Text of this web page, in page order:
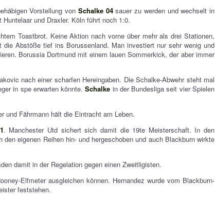
Vorstellung von Schalke 04sauer zu werden und wechselt in
und Draxler. Köln führt noch 1:0.
Toastbrot. Keine Aktion nach vorne über mehr als drei Stationen,
Abstöße tief ins Borussenland. Man investiert nur sehr wenig und
Borussia Dortmund mit einem lauen Sommerkick, der aber immer
nach einer scharfen Hereingaben. Die Schalke-Abwehr steht mal
in spe erwarten könnte.Schalke in der Bundesliga seit vier Spielen
und Fährmann hält die Eintracht am Leben.
. Manchester Utd sichert sich damit die 19te Meisterschaft. In den
eigenen Reihen hin- und hergeschoben und auch Blackburn wirkte
damit in der Regelation gegen einen Zweitligisten.
Elfmeter ausgleichen können. Hernandez wurde vom Blackburn-
feststehen.